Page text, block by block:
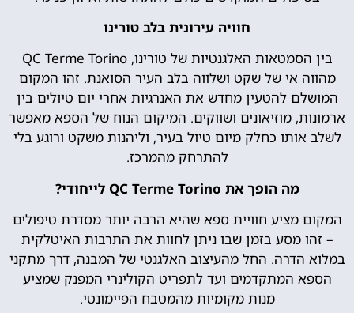
חוויה עירונית בלב טורינו
בין הסמטאות האלגנטיות של טורינו, QC Terme Torino
מהווה אי של שקט ושלווה בלב העיר הסואנת. זהו המקום
המושלם להטעין מחדש את האנרגיות אחרי יום טיולים בין
ארמונות, מוזיאונים ושווקים. המיקום הנוח של הספא מאפשר
לשלב אותו כחלק מיום טיול בעיר, וליהנות משקט ורוגע בלי
להתרחק מהמרכז.
מה הופך את QC Terme Torino לייחודי?
המקום מציע חוויית ספא שהיא הרבה יותר מסדרת טיפולים
– זהו מסע בזמן שבו ניתן לחוות את התרבות האיטלקית
במלוא הדרה. החל מהעיצוב האלגנטי של המבנה, דרך מתקני
הספא המתקדמים ועד לתפריט הקולינרי המפנק שמציע
מנות מקומיות מהמטבח הפיימונטי.